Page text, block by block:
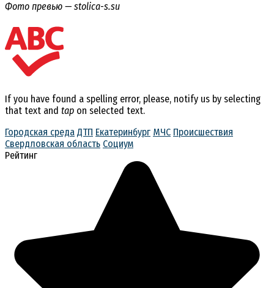
Фото превью — stolica-s.su
If you have found a spelling error, please, notify us by selecting
that text and tap on selected text.
Городская среда ДТП Екатеринбург МЧС Происшествия
Свердловская область Социум
Рейтинг